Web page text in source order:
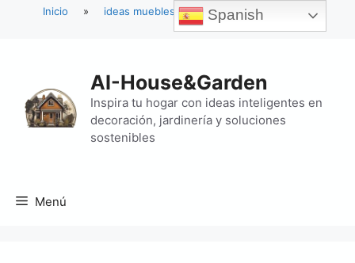
Inicio » ideas muebles
contenido
AI-House&Garden
Inspira tu hogar con ideas inteligentes en
decoración, jardinería y soluciones
sostenibles
Menú
Spanish